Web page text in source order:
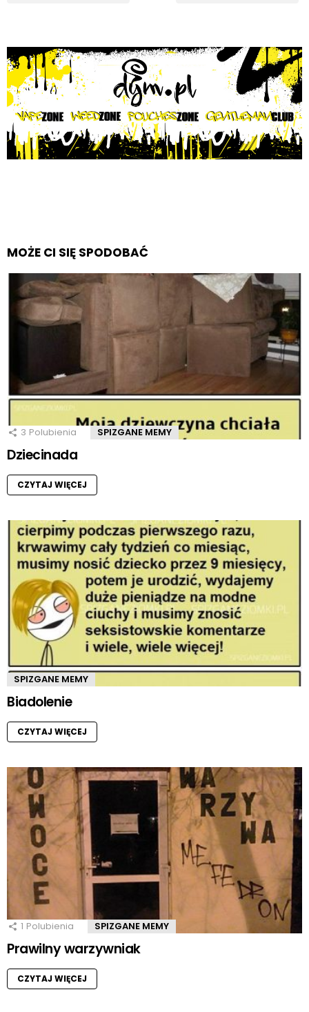
MOŻE CI SIĘ SPODOBAĆ
3 Polubienia SPIZGANE MEMY
Dziecinada
CZYTAJ WIĘCEJ
SPIZGANE MEMY
Biadolenie
CZYTAJ WIĘCEJ
1 Polubienia SPIZGANE MEMY
Prawilny warzywniak
CZYTAJ WIĘCEJ